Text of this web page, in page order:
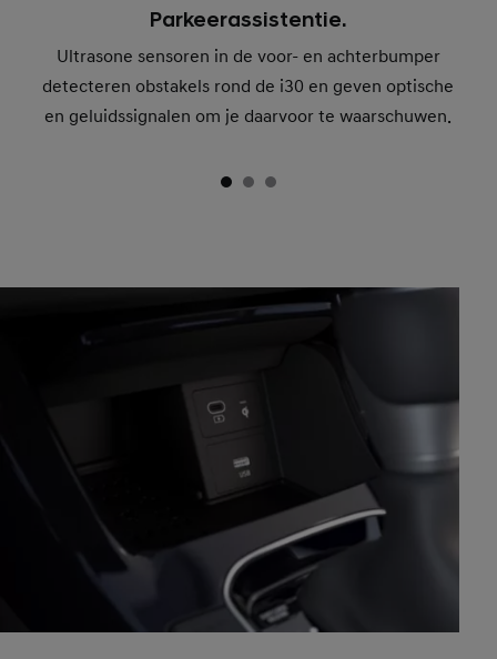
Parkeerassistentie.
Ultrasone sensoren in de voor- en achterbumper
detecteren obstakels rond de i30 en geven optische
en geluidssignalen om je daarvoor te waarschuwen.